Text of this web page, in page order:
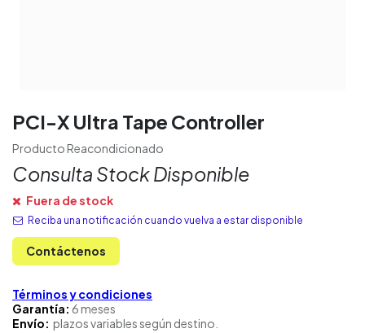
PCI-X Ultra Tape Controller
Producto Reacondicionado
Consulta Stock Disponible
Fuera de stock
Reciba una notificación cuando vuelva a estar disponible
Contáctenos
Términos y condiciones
Garantía: 6 meses
Envío: plazos variables según destino.